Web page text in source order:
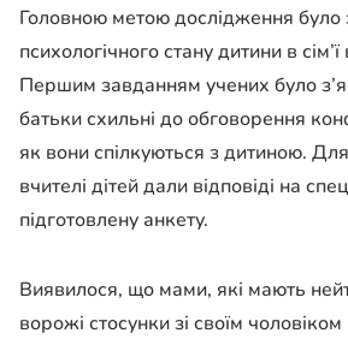
Головною метою дослідження було
психологічного стану дитини в
Першим завданням учених було
батьки схильні до обговорення
як вони спілкуються з дитиною.
вчителі дітей дали відповіді на
підготовлену анкету.
Виявилося, що мами, які мають
ворожі стосунки зі своїм чоловіком